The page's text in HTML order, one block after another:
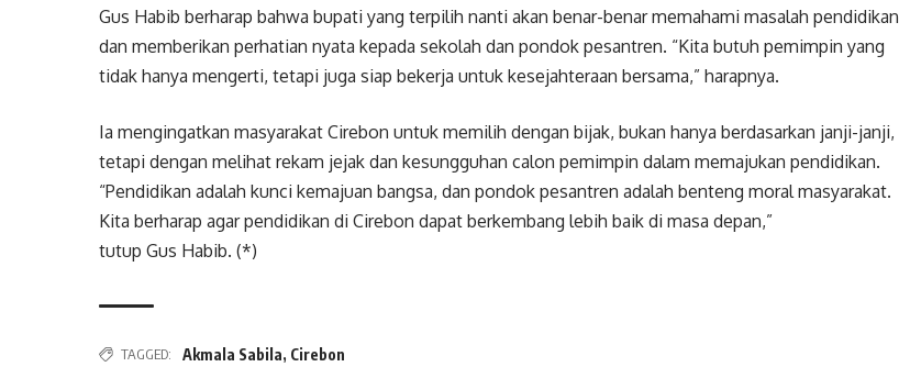
Gus Habib berharap bahwa bupati yang terpilih nanti akan benar-benar memahami masalah pendidikan
dan memberikan perhatian nyata kepada sekolah dan pondok pesantren. “Kita butuh pemimpin yang
tidak hanya mengerti, tetapi juga siap bekerja untuk kesejahteraan bersama,” harapnya.
Ia mengingatkan masyarakat Cirebon untuk memilih dengan bijak, bukan hanya berdasarkan janji-janji,
tetapi dengan melihat rekam jejak dan kesungguhan calon pemimpin dalam memajukan pendidikan.
“Pendidikan adalah kunci kemajuan bangsa, dan pondok pesantren adalah benteng moral masyarakat.
Kita berharap agar pendidikan di Cirebon dapat berkembang lebih baik di masa depan,”
tutup Gus Habib. (*)
TAGGED: Akmala Sabila, Cirebon